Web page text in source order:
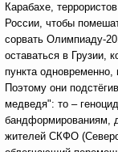
Карабахе,
России, чтобы
сорвать Олимпиаду-
оставаться в Грузии,
пункта одновременно,
Поэтому они
медведя": то –
бандформированиям,
жителей СКФО